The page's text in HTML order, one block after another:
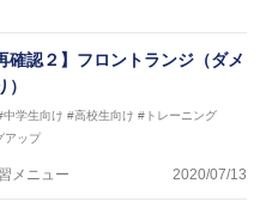
ミナー、専門学校などの教育機関
ど後進育成にも力を入れている。
人生をサポートする」を企業理念
の人々の『健康』をあらゆる方向
人一人の「楽しく、豊かに、生き
んな『健康な人生』をサポートし
確認２】フロントランジ（ダメ
中学生向け #高校生向け #トレーニング
アップ
メニュー 2020/07/13